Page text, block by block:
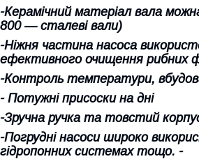
-Керамічний матеріал вала
800 — сталеві вали)
-Ніжня частина насоса
ефективного очищення рибних
-Контроль температури,
- Потужні присоски на дні
-Зручна ручка та товстий
-Погрудні насоси широко
гідропонних системах тощо. -